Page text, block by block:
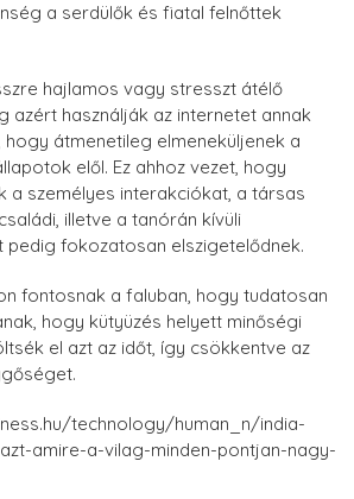
a serdülők és fiatal felnőttek
hajlamos vagy stresszt átélő
azért használják az internetet annak
átmenetileg elmeneküljenek a
elől. Ez ahhoz vezet, hogy
a személyes interakciókat, a társas
illetve a tanórán kívüli
pedig fokozatosan elszigetelődnek.
fontosnak a faluban, hogy tudatosan
hogy kütyüzés helyett minőségi
el azt az időt, így csökkentve az
technology/human_n/india-
amire-a-vilag-minden-pontjan-nagy-